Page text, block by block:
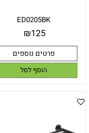
ED0205BK
₪125
פרטים נוספים
הוסף לסל